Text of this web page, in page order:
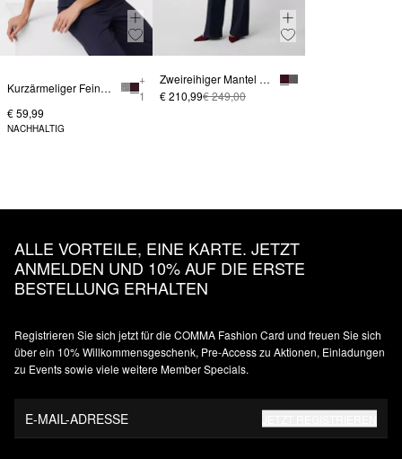
Kurzärmeliger Feinstrickpullover mit angedeutetem Stehkragen-
+
1
€ 59,99
NACHHALTIG
Zweireihiger Mantel aus Wollmix im Loose Fit
€ 210,99€ 249,00
ALLE VORTEILE, EINE KARTE. JETZT
ANMELDEN UND 10% AUF DIE ERSTE
BESTELLUNG ERHALTEN
Registrieren Sie sich jetzt für die COMMA Fashion Card und freuen Sie sich
über ein 10% Willkommensgeschenk, Pre-Access zu Aktionen, Einladungen
zu Events sowie viele weitere Member Specials.
E-MAIL-ADRESSE